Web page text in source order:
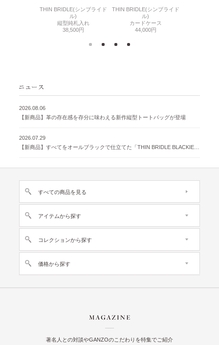
THIN BRIDLE(シンブライド
ル)
縦型純札入れ
38,500円
THIN BRIDLE(シンブライド
ル)
カードケース
44,000円
2026.08.06
【新商品】革の存在感を存分に味わえる新作縦型トートバッグが登場
2026.07.29
すべての商品を見る
アイテムから探す
コレクションから探す
価格から探す
著名人との対談やGANZOのこだわりを特集でご紹介